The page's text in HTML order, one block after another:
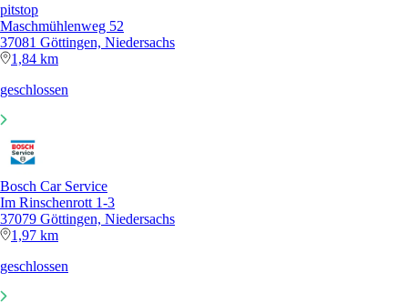
pitstop
Maschmühlenweg 52
37081 Göttingen, Niedersachs
1,84 km
geschlossen
Bosch Car Service
Im Rinschenrott 1-3
37079 Göttingen, Niedersachs
1,97 km
geschlossen